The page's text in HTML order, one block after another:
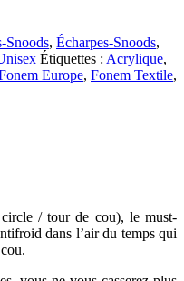
Snoods, Écharpes-Snoods,
Étiquettes : Acrylique,
Europe, Fonem Textile,
/ tour de cou), le must-
dans l’air du temps qui